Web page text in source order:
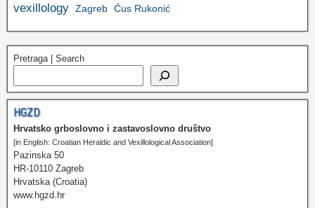
vexillology Zagreb Ćus Rukonić
Pretraga | Search
HGZD
Hrvatsko grboslovno i zastavoslovno društvo
[in English: Croatian Heraldic and Vexillological Association]
Pazinska 50
HR-10110 Zagreb
Hrvatska (Croatia)
www.hgzd.hr